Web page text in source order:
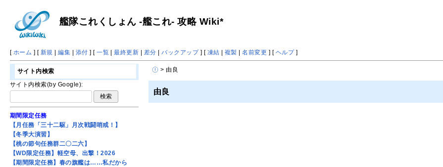
艦隊これくしょん -艦これ- 攻略 Wiki*
[ ホーム ] [ 新規 |編集 | 添付 ] [一覧 |最終更新 | 差分 |バックアップ] [ 凍結 | 複製 |名前変更 ] [ ヘルプ]
> 由良
由良
サイト内検索
サイト内検索(by Google):
期間限定任務
【月任務「三十二駆」月次戦闘哨戒！】
【冬季大演習】
【桃の節句任務群二〇二六】
【WD限定任務】軽空母、出撃！2026
【期間限定任務】春の旗艦は……私だから